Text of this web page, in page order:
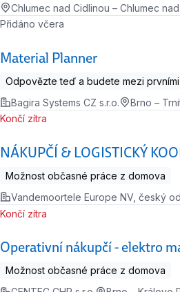
Chlumec nad Cidlinou – Chlumec
Material Planner
Přidáno včera
Odpovězte teď a budete mezi prvními
Bagira Systems CZ s.r.o.
Brno –
NÁKUPČÍ & LOGISTICKÝ
Končí zítra
Možnost občasné práce z domova
Vandemoortele Europe NV, český
Operativní nákupčí - elektro
Končí zítra
Možnost občasné práce z domova